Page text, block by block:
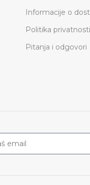
Informacije o
Politika privatnosti
Pitanja i odgovori